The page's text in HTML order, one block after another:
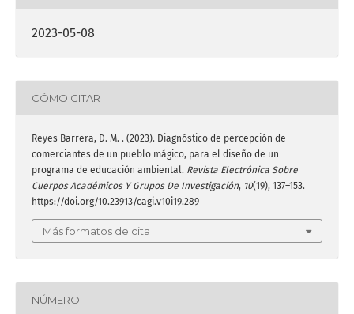
2023-05-08
CÓMO CITAR
Reyes Barrera, D. M. . (2023). Diagnóstico de percepción de
comerciantes de un pueblo mágico, para el diseño de un
programa de educación ambiental. Revista Electrónica Sobre
Cuerpos Académicos Y Grupos De Investigación, 10(19), 137–153.
https://doi.org/10.23913/cagi.v10i19.289
Más formatos de cita
NÚMERO